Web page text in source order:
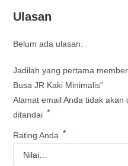
Ulasan
Belum ada ulasan.
Jadilah yang pertama
Busa JR Kaki Minimalis”
Alamat email Anda tidak akan
ditandai *
Rating Anda *